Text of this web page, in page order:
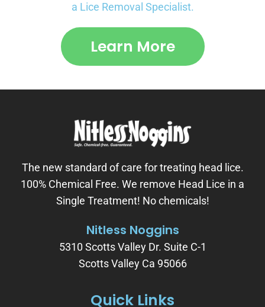
a Lice Removal Specialist.
Learn More
The new standard of care for treating head lice.
100% Chemical Free. We remove Head Lice in a
Single Treatment! No chemicals!
Nitless Noggins
5310 Scotts Valley Dr. Suite C-1
Scotts Valley Ca 95066
Quick Links